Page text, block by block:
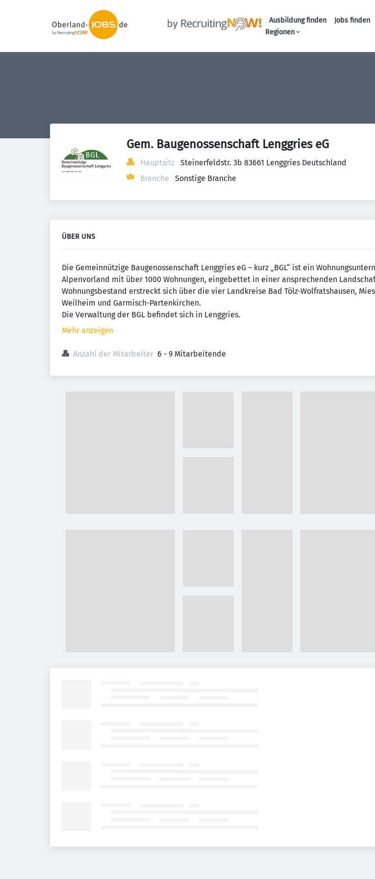
Ausbildung finden Jobs finden
Regionen
Gem. Baugenossenschaft Lenggries eG
Hauptsitz
Steinerfeldstr. 3b 83661 Lenggries Deutschland
Branche
Sonstige Branche
ÜBER UNS
Die Gemeinnützige Baugenossenschaft Lenggries eG – kurz „BGL“ ist ein
Alpenvorland mit über 1000 Wohnungen, eingebettet in einer ansprechenden
Wohnungsbestand erstreckt sich über die vier Landkreise Bad Tölz-Wolfratshausen,
Weilheim und Garmisch-Partenkirchen.
Die Verwaltung der BGL befindet sich in Lenggries.
Mehr anzeigen
Anzahl der Mitarbeiter 6 - 9 Mitarbeitende